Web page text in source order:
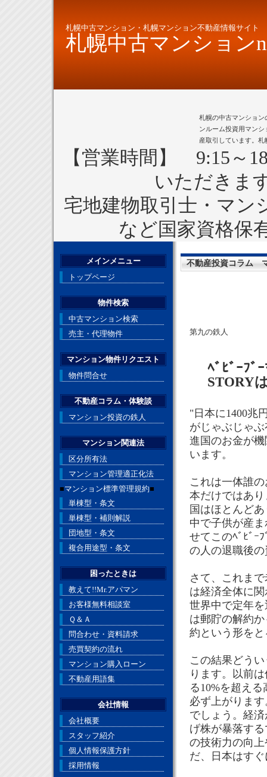
札幌中古マンション・札幌マンション不動産情報サイト
札幌中古マンション
札幌の中古マンショ
ンルーム投資用マン
産取引しています。
【営業時間】 9:15～
いただきま
宅地建物取引士・マン
など国家資格保
不動産投資コラム
第九の鉄人
ﾍﾞﾋﾞｰﾌﾞ
STORY
"日本に1400兆
がじゃぶじゃ
進国のお金が
います。
これは一体誰
本だけではあ
国はほとんど
中で子供が産
せてこのﾍﾞﾋﾞｰ
の人の退職後
さて、これま
は経済全体に
世界中で定年
は郵貯の解約
約という形を
この結果どう
ります。以前
る10%を超え
必ず上がりま
でしょう。経
げ株が暴落す
の技術力の向
だ、日本はす
メインメニュー
トップページ
物件検索
中古マンション検索
売主・代理物件
マンション物件リクエスト
物件問合せ
不動産コラム・体験談
マンション投資の鉄人
マンション関連法
区分所有法
マンション管理適正化法
■マンション標準管理規約■
単棟型・条文
単棟型・補則解説
団地型・条文
複合用途型・条文
困ったときは
教えて!!Mr.アパマン
お客様無料相談室
Ｑ＆Ａ
問合わせ・資料請求
売買契約の流れ
マンション購入ローン
不動産用語集
会社情報
会社概要
スタッフ紹介
個人情報保護方針
採用情報